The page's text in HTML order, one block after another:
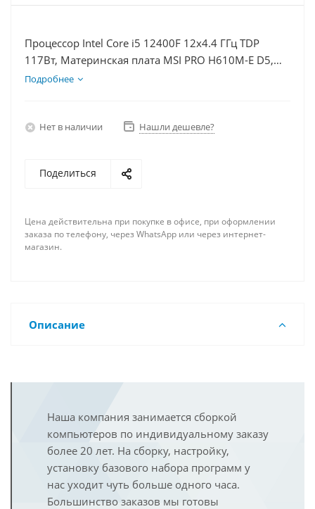
Процессор Intel Core i5 12400F 12x4.4 ГГц TDP
117Вт, Материнская плата MSI PRO H610M-E D5,
Видеокарта RTX 5080 16Гб, Память DDR5 16Gb,
Подробнее
Нет в наличии Нашли дешевле?
Поделиться
Цена действительна при покупке в офисе, при оформлении
заказа по телефону, через WhatsApp или через интернет-
магазин.
Описание
Наша компания занимается сборкой
компьютеров по индивидуальному заказу
более 20 лет. На сборку, настройку,
установку базового набора программ у
нас уходит чуть больше одного часа.
Большинство заказов мы готовы